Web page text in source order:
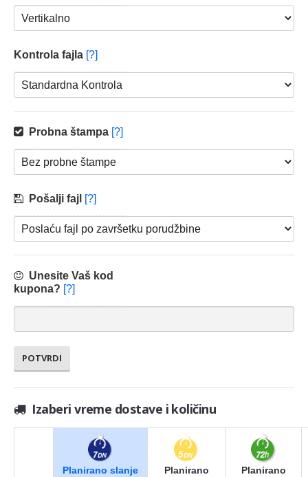
Kontrola fajla [?]
Probna štampa [?]
Pošalji fajl [?]
Unesite Vaš kod
kupona? [?]
Izaberi vreme dostave i količinu
Planirano slanje
Planirano
Planirano